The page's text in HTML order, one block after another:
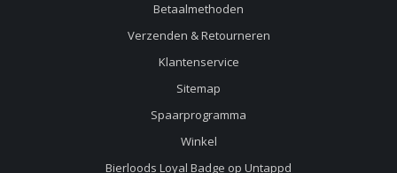
Betaalmethoden
Verzenden & Retourneren
Klantenservice
Sitemap
Spaarprogramma
Winkel
Bierloods Loyal Badge op Untappd